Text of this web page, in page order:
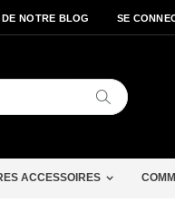
DE NOTRE BLOG SE
Chercher
ACCESSOIRES